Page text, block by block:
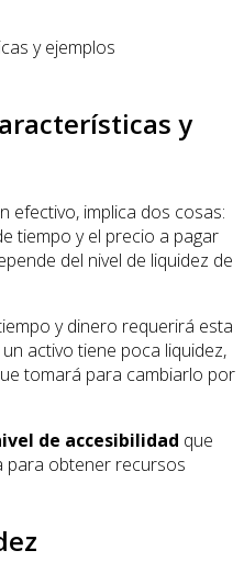
y
efectivo, implica dos cosas:
tiempo y el precio a pagar
del nivel de liquidez de
y dinero requerirá esta
activo tiene poca liquidez,
tomará para cambiarlo por
de accesibilidad que
para obtener recursos